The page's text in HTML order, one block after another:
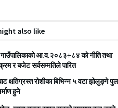
also like
गाउँपालिकाको आ.व.२०८३÷८४ को नीति तथा
र बजेट सर्वसम्मतिले पारित
क्षतिग्रस्त रोशीका बिभिन्न ५ वटा झोलुङ्गे
हुने